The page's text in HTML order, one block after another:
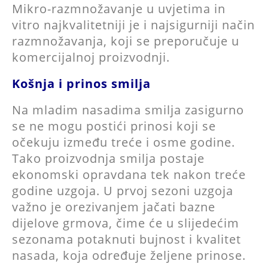
Mikro-razmnožavanje u uvjetima in
vitro najkvalitetniji je i najsigurniji način
razmnožavanja, koji se preporučuje u
komercijalnoj proizvodnji.
Košnja i prinos smilja
Na mladim nasadima smilja zasigurno
se ne mogu postići prinosi koji se
očekuju između treće i osme godine.
Tako proizvodnja smilja postaje
ekonomski opravdana tek nakon treće
godine uzgoja. U prvoj sezoni uzgoja
važno je orezivanjem jačati bazne
dijelove grmova, čime će u slijedećim
sezonama potaknuti bujnost i kvalitet
nasada, koja određuje željene prinose.